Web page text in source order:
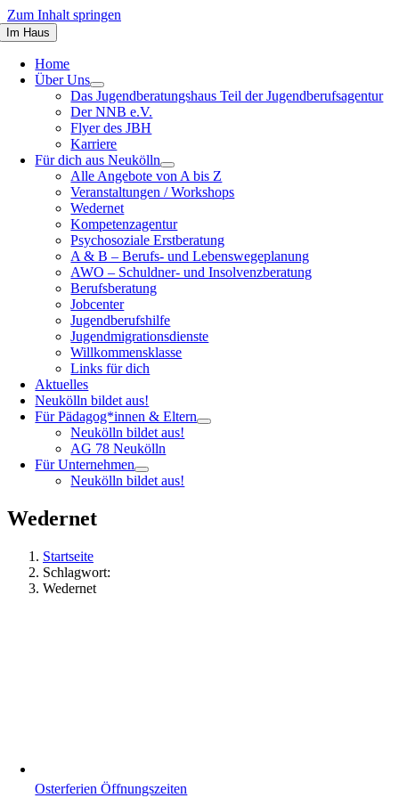
Zum Inhalt springen
Im Haus
Home
Über Uns
Das Jugendberatungshaus Teil der Jugendberufsagentur
Der NNB e.V.
Flyer des JBH
Karriere
Für dich aus Neukölln
Alle Angebote von A bis Z
Veranstaltungen / Workshops
Wedernet
Kompetenzagentur
Psychosoziale Erstberatung
A & B – Berufs- und Lebenswegeplanung
AWO – Schuldner- und Insolvenzberatung
Berufsberatung
Jobcenter
Jugendberufshilfe
Jugendmigrationsdienste
Willkommensklasse
Links für dich
Aktuelles
Neukölln bildet aus!
Für Pädagog*innen & Eltern
Neukölln bildet aus!
AG 78 Neukölln
Für Unternehmen
Neukölln bildet aus!
Wedernet
Startseite
Schlagwort:
Wedernet
Osterferien Öffnungszeiten